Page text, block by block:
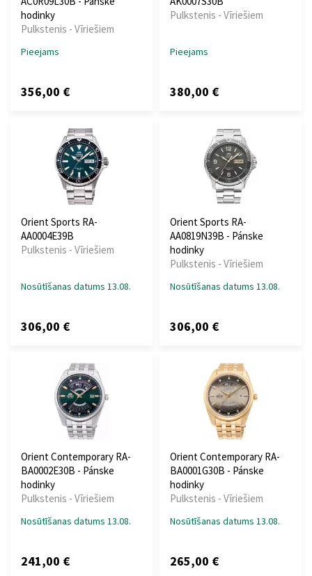
hodinky
Pulkstenis - Vīriešiem
Pieejams
356,00 €
Pulkstenis - Vīriešiem
Pieejams
380,00 €
Orient Sports RA-
AA0004E39B
Pulkstenis - Vīriešiem
Nosūtīšanas datums 13.08.
306,00 €
Orient Sports RA-
AA0819N39B - Pánske
hodinky
Pulkstenis - Vīriešiem
Nosūtīšanas datums 13.08.
306,00 €
Orient Contemporary RA-
BA0002E30B - Pánske
hodinky
Pulkstenis - Vīriešiem
Nosūtīšanas datums 13.08.
241,00 €
Orient Contemporary RA-
BA0001G30B - Pánske
hodinky
Pulkstenis - Vīriešiem
Nosūtīšanas datums 13.08.
265,00 €